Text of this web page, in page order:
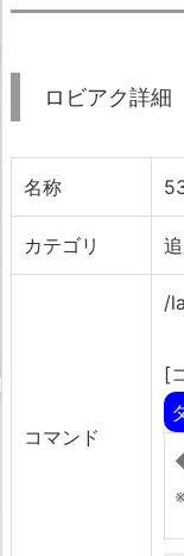
ロビアク詳細
名称
カテゴリ
コマンド
/
[